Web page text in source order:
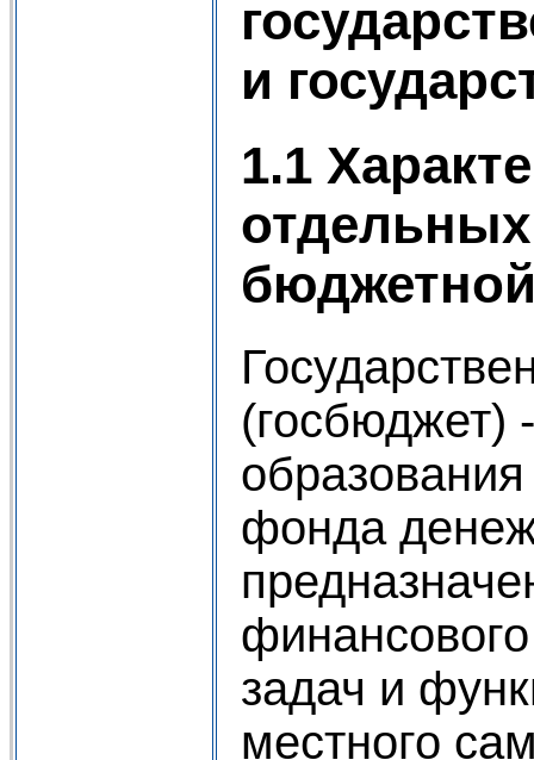
и
1.1
(госбюджет)
фонда
задач и
местного